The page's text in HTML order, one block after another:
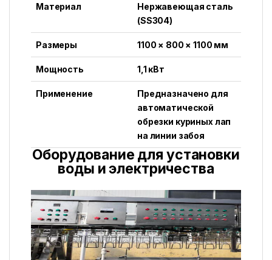
Материал
Нержавеющая сталь
(SS304)
Размеры 1100 × 800 × 1100 мм
Мощность 1,1 кВт
Применение
Предназначено для
автоматической
обрезки куриных лап
на линии забоя
Оборудование для установки
воды и электричества